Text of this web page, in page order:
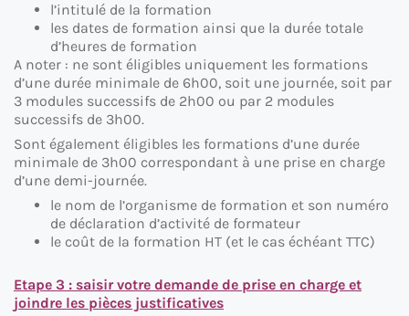
l’intitulé de la formation
les dates de formation ainsi que la durée totale
d’heures de formation
A noter : ne sont éligibles uniquement les formations
d’une durée minimale de 6h00, soit une journée, soit par
3 modules successifs de 2h00 ou par 2 modules
successifs de 3h00.
Sont également éligibles les formations d’une durée
minimale de 3h00 correspondant à une prise en charge
d’une demi-journée.
le nom de l’organisme de formation et son numéro
de déclaration d’activité de formateur
le coût de la formation HT (et le cas échéant TTC)
Etape 3 : saisir votre demande de prise en charge et
joindre les pièces justificatives